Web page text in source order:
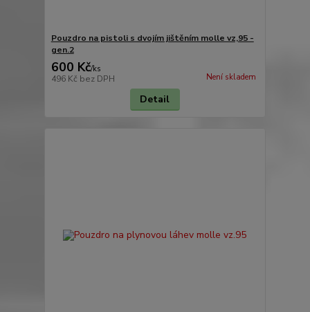
Pouzdro na pistoli s dvojím jištěním molle vz,95 -
gen.2
600 Kč/ks
496 Kč bez DPH Není skladem
Detail